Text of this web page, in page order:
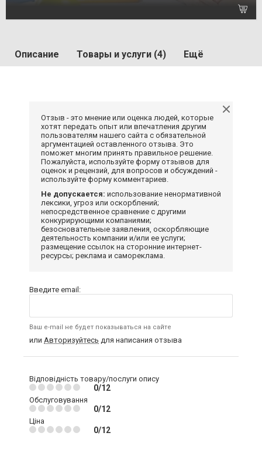
Описание Товары и услуги (4) Ещё
Отзыв - это мнение или оценка людей, которые
хотят передать опыт или впечатления другим
пользователям нашего сайта с обязательной
аргументацией оставленного отзыва. Это
поможет многим принять правильное решение.
Пожалуйста, используйте форму отзывов для
оценок и рецензий, для вопросов и обсуждений -
используйте форму комментариев.
Не допускается: использование ненормативной
лексики, угроз или оскорблений;
непосредственное сравнение с другими
конкурирующими компаниями;
безосновательные заявления, оскорбляющие
деятельность компании и/или ее услуги;
размещение ссылок на сторонние интернет-
ресурсы; реклама и самореклама.
Введите email:
Ваш e-mail не будет показываться на сайте
или Авторизуйтесь для написания отзыва
Відповідність товару/послуги опису
0/12
Обслуговування
0/12
Ціна
0/12